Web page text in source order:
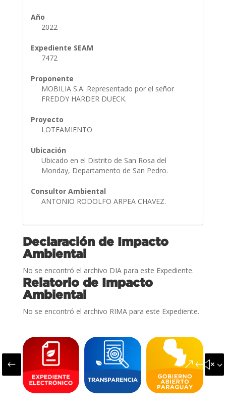
Año
2022
Expediente SEAM
7472
Proponente
MOBILIA S.A. Representado por el señor
FREDDY HARDER DUECK.
Proyecto
LOTEAMIENTO
Ubicación
Ubicado en el Distrito de San Rosa del
Monday, Departamento de San Pedro.
Consultor Ambiental
ANTONIO RODOLFO ARPEA CHAVEZ.
Declaración de Impacto
Ambiental
No se encontró el archivo DIA para este Expediente.
Relatorio de Impacto
Ambiental
No se encontró el archivo RIMA para este Expediente.
#